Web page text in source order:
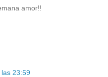
amor!!
23:59